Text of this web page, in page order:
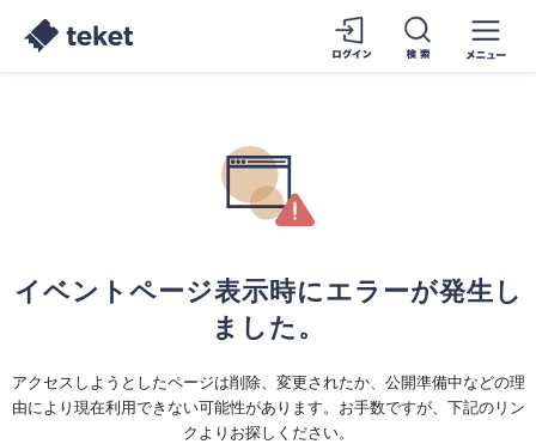
イベントページ表示時にエラーが発生し
ました。
アクセスしようとしたページは削除、変更されたか、公開準備中などの理
由により現在利用できない可能性があります。お手数ですが、下記のリン
クよりお探しください。